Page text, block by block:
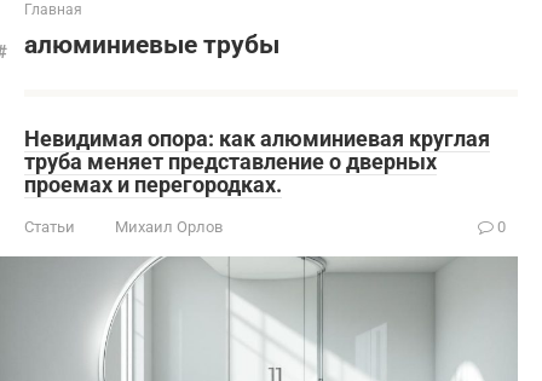
Главная
алюминиевые трубы
Невидимая опора: как алюминиевая круглая
труба меняет представление о дверных
проемах и перегородках.
Статьи Михаил Орлов 0